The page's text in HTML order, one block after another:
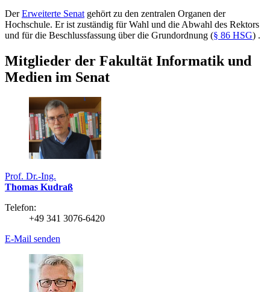
DerErweiterte Senat gehört zu den zentralen Organen der
Hochschule. Er ist zuständig für Wahl und die Abwahl des Rektors
und für die Beschlussfassung über die Grundordnung (§ 86 HSG) .
Mitglieder der Fakultät Informatik und
Medien im Senat
Prof. Dr.-Ing.
Thomas Kudraß
Telefon:
+49 341 3076-6420
E-Mail senden